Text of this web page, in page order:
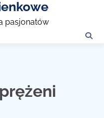
pasjonatów